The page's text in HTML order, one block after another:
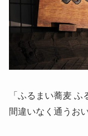
「ふるまい蕎麦 ふ
間違いなく通うお